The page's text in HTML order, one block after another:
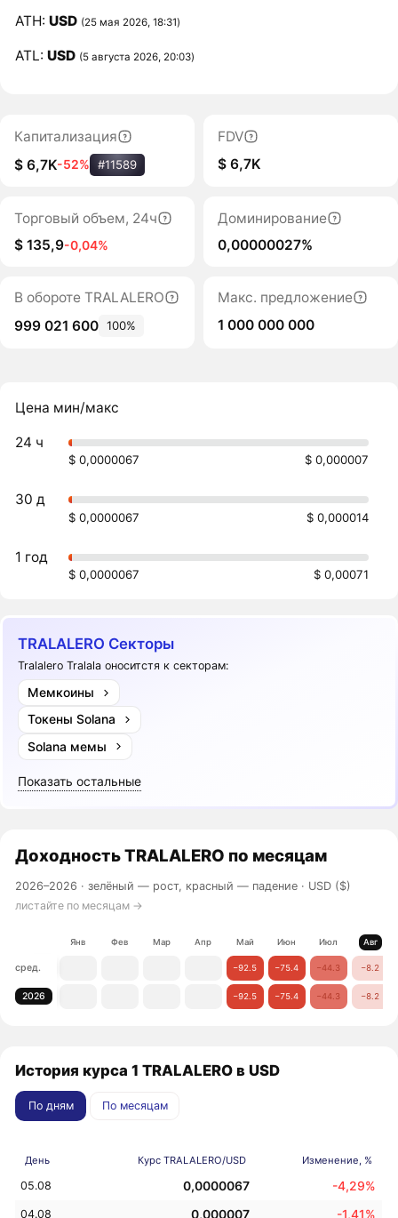
ATH:USD (25 мая 2026, 18:31)
ATL:USD (5 августа 2026, 20:03)
Капитализация
$ 6,7K-52% #11589
FDV
$ 6,7K
Торговый объем, 24ч
$ 135,9-0,04%
Доминирование
0,00000027%
В обороте TRALALERO
999 021 600 100%
Макс. предложение
1 000 000 000
Цена мин/макс
24 ч
$ 0,0000067 $ 0,000007
30 д
$ 0,0000067 $ 0,000014
1 год
$ 0,0000067 $ 0,00071
TRALALERO Секторы
Tralalero Tralala оноситстя к секторам:
Мемкоины
Токены Solana
Solana мемы
Показать остальные
ДоходностьTRALALERO по месяцам
2026–2026 ·зелёный — рост, красный — падение · USD ($)
листайте по месяцам →
Янв Фев Мар Апр Май Июн Июл Авг
сред. −92.5 −75.4 −44.3 −8.2
2026 −92.5 −75.4 −44.3 −8.2
История курса 1 TRALALERO в USD
По дням По месяцам
День Курс TRALALERO/USD Изменение, %
05.08 0,0000067 -4,29%
04.08 0,000007 -1,41%